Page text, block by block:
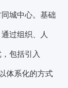
城中心。基础
过组织、人
包括引入
体系化的方式